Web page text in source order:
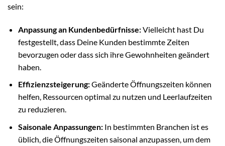
sein:
Anpassung an Kundenbedürfnisse:Vielleicht hast Du
festgestellt, dass Deine Kunden bestimmte Zeiten
bevorzugen oder dass sich ihre Gewohnheiten geändert
haben.
Effizienzsteigerung:Geänderte Öffnungszeiten können
helfen, Ressourcen optimal zu nutzen und Leerlaufzeiten
zu reduzieren.
Saisonale Anpassungen:In bestimmten Branchen ist es
üblich, die Öffnungszeiten saisonal anzupassen, um dem